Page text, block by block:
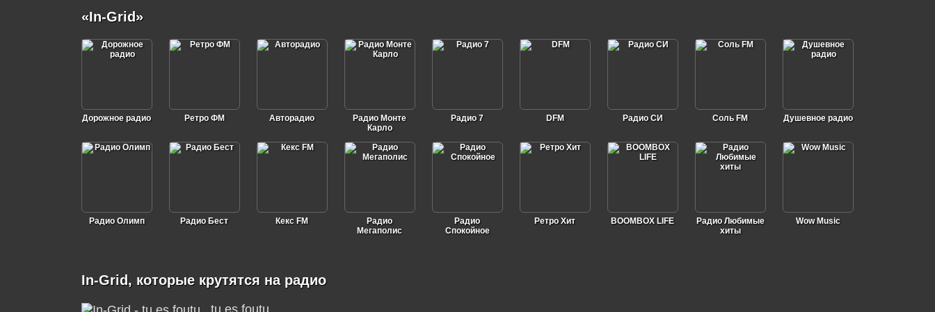
«In-Grid»
Дорожное радио Ретро ФМ Авторадио
Радио Монте
Карло
Радио 7 DFM Радио СИ Соль FM Душевное радио
Радио Олимп Радио Бест Кекс FM
Радио
Мегаполис
Радио
Спокойное
Ретро Хит BOOMBOX LIFE
Радио Любимые
хиты
Wow Music
In-Grid, которые крутятся на радио
tu es foutu